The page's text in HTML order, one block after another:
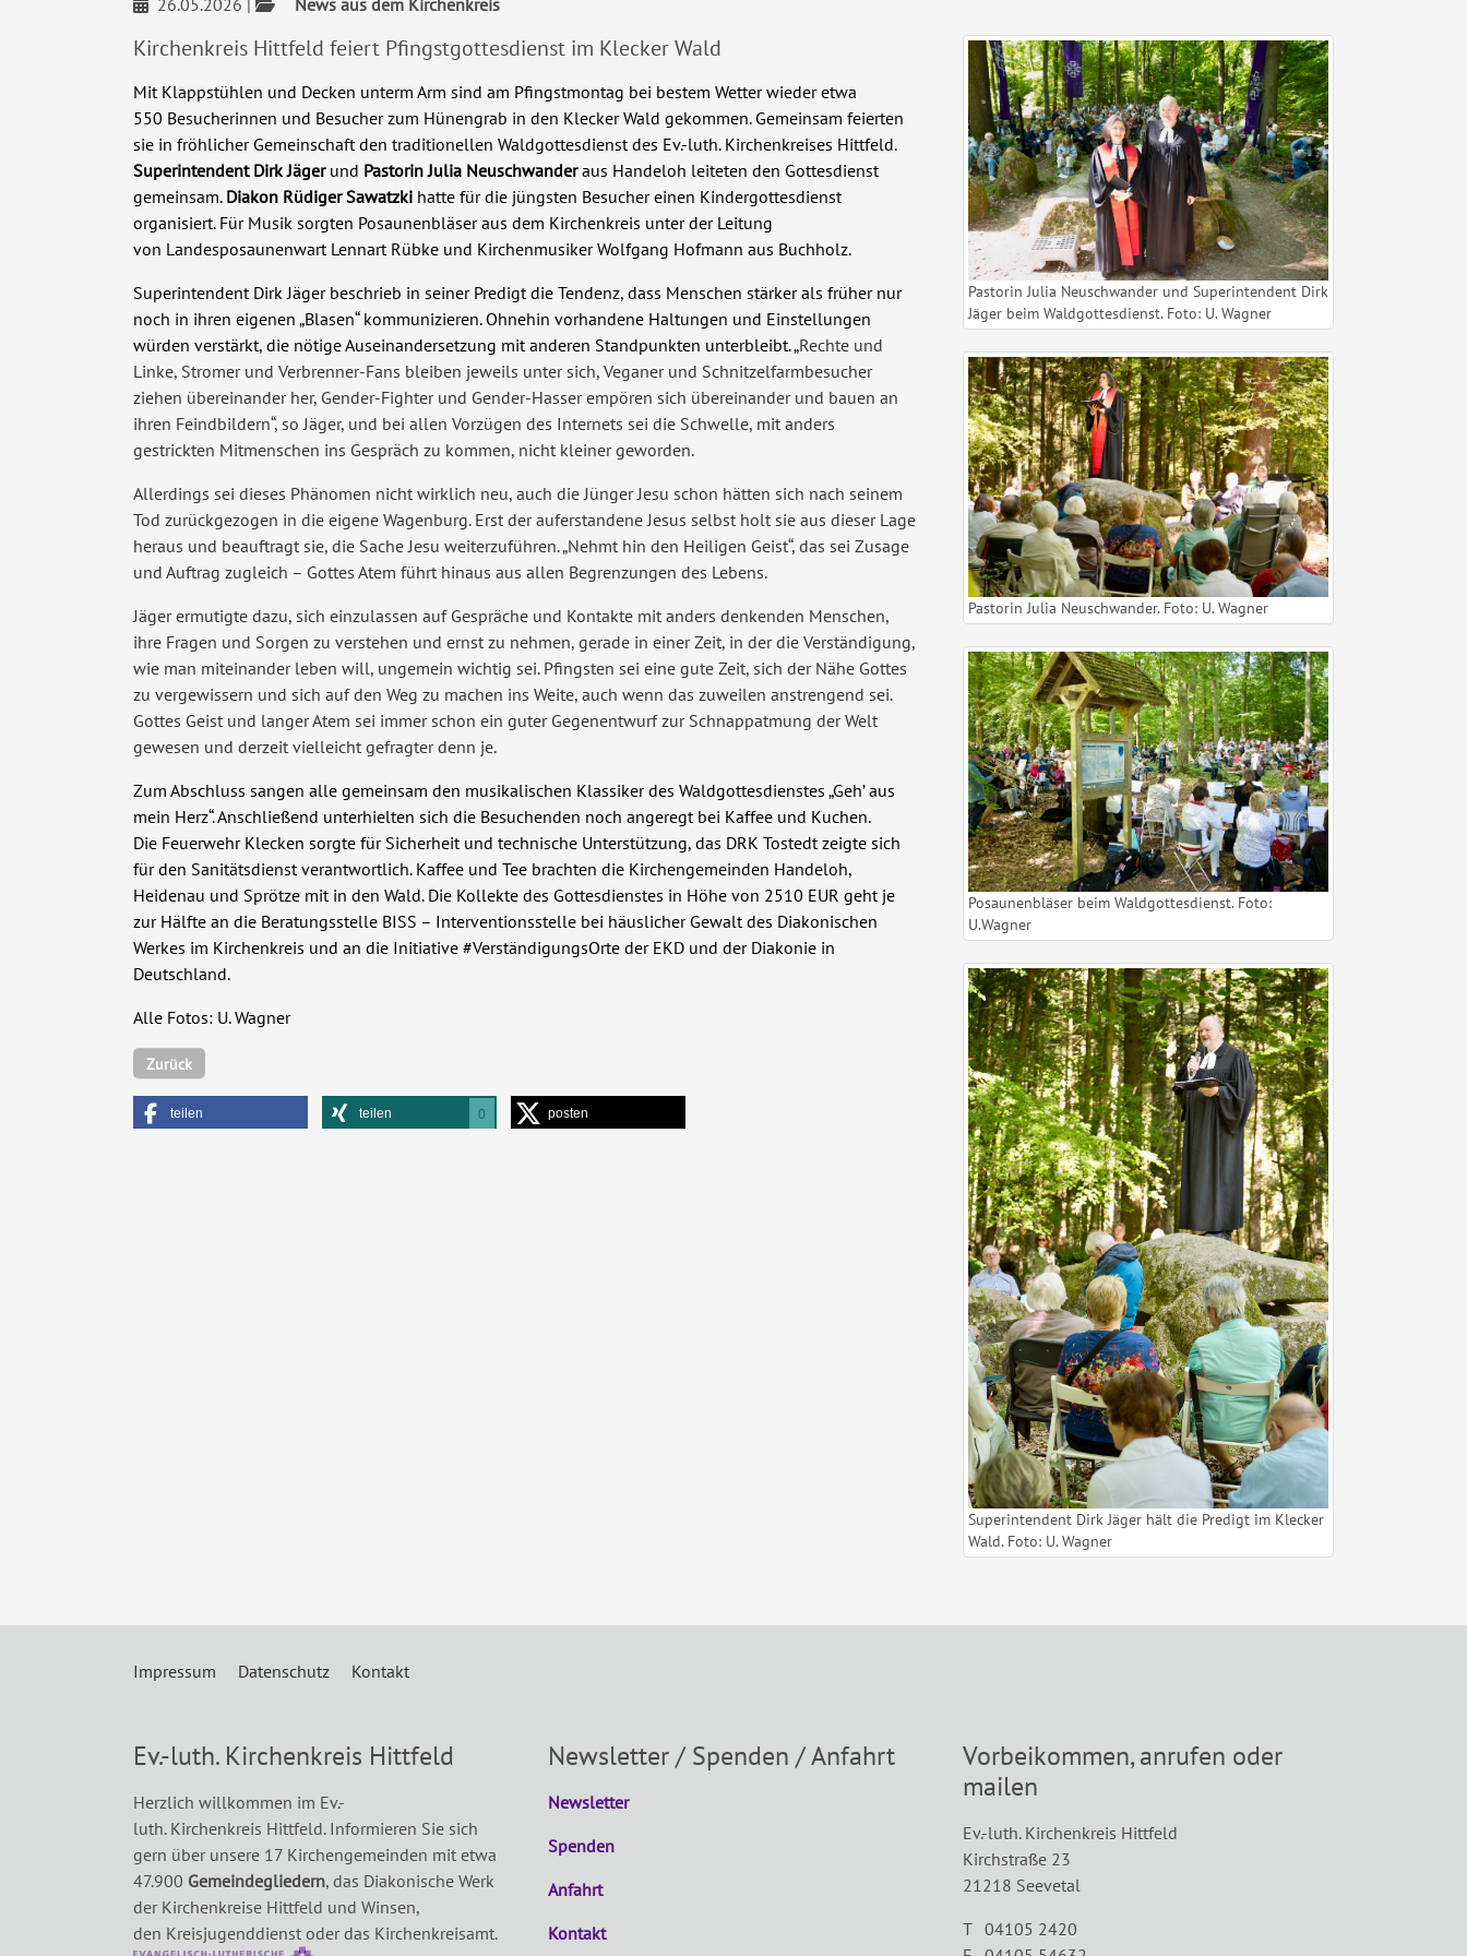
26.05.2026 | News aus dem Kirchenkreis
Kirchenkreis Hittfeld feiert Pfingstgottesdienst im Klecker Wald
Mit Klappstühlen und Decken unterm Arm sind am Pfingstmontag bei bestem Wetter wieder etwa
550 Besucherinnen und Besucher zum Hünengrab in den Klecker Wald gekommen. Gemeinsam feierten
sie in fröhlicher Gemeinschaft den traditionellen Waldgottesdienst des Ev.-luth. Kirchenkreises Hittfeld.
Superintendent Dirk Jägerund Pastorin Julia Neuschwanderaus Handeloh leiteten den Gottesdienst
gemeinsam. Diakon Rüdiger Sawatzki hatte für die jüngsten Besucher einen Kindergottesdienst
organisiert. Für Musik sorgten Posaunenbläser aus dem Kirchenkreis unter der Leitung
von Landesposaunenwart Lennart Rübke und Kirchenmusiker Wolfgang Hofmann aus Buchholz.
Superintendent Dirk Jäger beschrieb in seiner Predigt die Tendenz, dass Menschen stärker als früher nur
noch in ihren eigenen „Blasen“ kommunizieren. Ohnehin vorhandene Haltungen und Einstellungen
würden verstärkt, die nötige Auseinandersetzung mit anderen Standpunkten unterbleibt. „Rechte und
Linke, Stromer und Verbrenner-Fans bleiben jeweils unter sich, Veganer und Schnitzelfarmbesucher
ziehen übereinander her, Gender-Fighter und Gender-Hasser empören sich übereinander und bauen an
ihren Feindbildern“, so Jäger, und bei allen Vorzügen des Internets sei die Schwelle, mit anders
gestrickten Mitmenschen ins Gespräch zu kommen, nicht kleiner geworden.
Allerdings sei dieses Phänomen nicht wirklich neu, auch die Jünger Jesu schon hätten sich nach seinem
Tod zurückgezogen in die eigene Wagenburg. Erst der auferstandene Jesus selbst holt sie aus dieser Lage
heraus und beauftragt sie, die Sache Jesu weiterzuführen. „Nehmt hin den Heiligen Geist“, das sei Zusage
und Auftrag zugleich – Gottes Atem führt hinaus aus allen Begrenzungen des Lebens.
Jäger ermutigte dazu, sich einzulassen auf Gespräche und Kontakte mit anders denkenden Menschen,
ihre Fragen und Sorgen zu verstehen und ernst zu nehmen, gerade in einer Zeit, in der die Verständigung,
wie man miteinander leben will, ungemein wichtig sei. Pfingsten sei eine gute Zeit, sich der Nähe Gottes
zu vergewissern und sich auf den Weg zu machen ins Weite, auch wenn das zuweilen anstrengend sei.
Gottes Geist und langer Atem sei immer schon ein guter Gegenentwurf zur Schnappatmung der Welt
gewesen und derzeit vielleicht gefragter denn je.
Zum Abschluss sangen alle gemeinsam den musikalischen Klassiker des Waldgottesdienstes „Geh’ aus
mein Herz“. Anschließend unterhielten sich die Besuchenden noch angeregt bei Kaffee und Kuchen.
Die Feuerwehr Klecken sorgte für Sicherheit und technische Unterstützung, das DRK Tostedt zeigte sich
für den Sanitätsdienst verantwortlich. Kaffee und Tee brachten die Kirchengemeinden Handeloh,
Heidenau und Sprötze mit in den Wald. Die Kollekte des Gottesdienstes in Höhe von 2510 EUR geht je
zur Hälfte an die Beratungsstelle BISS – Interventionsstelle bei häuslicher Gewalt des Diakonischen
Werkes im Kirchenkreis und an die Initiative #VerständigungsOrte der EKD und der Diakonie in
Deutschland.
Alle Fotos: U. Wagner
Zurück
teilen teilen 0 posten
Pastorin Julia Neuschwander und Superintendent Dirk
Jäger beim Waldgottesdienst. Foto: U. Wagner
Pastorin Julia Neuschwander. Foto: U. Wagner
Posaunenbläser beim Waldgottesdienst. Foto:
U.Wagner
Superintendent Dirk Jäger hält die Predigt im Klecker
Wald. Foto: U. Wagner
Impressum Datenschutz Kontakt
Ev.-luth. Kirchenkreis Hittfeld
Herzlich willkommen im Ev.-
luth. Kirchenkreis Hittfeld. Informieren Sie sich
gern über unsere 17 Kirchengemeinden mit etwa
47.900 Gemeindegliedern, das Diakonische Werk
der Kirchenkreise Hittfeld und Winsen,
den Kreisjugenddienst oder das Kirchenkreisamt.
Newsletter / Spenden / Anfahrt
Newsletter
Spenden
Anfahrt
Kontakt
Vorbeikommen, anrufen oder
mailen
Ev.-luth. Kirchenkreis Hittfeld
Kirchstraße 23
21218 Seevetal
T 04105 2420